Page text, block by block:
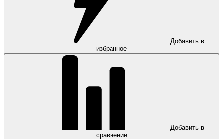
Добавить в
избранное
Добавить в
сравнение